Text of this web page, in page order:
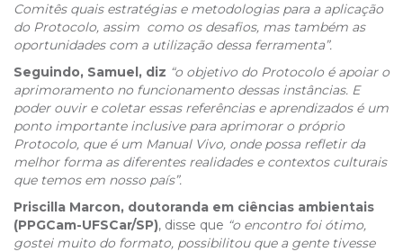
Comitês quais estratégias e metodologias para a aplicação
do Protocolo, assim como os desafios, mas também as
oportunidades com a utilização dessa ferramenta”.
Seguindo, Samuel, diz “o objetivo do Protocolo é apoiar o
aprimoramento no funcionamento dessas instâncias. E
poder ouvir e coletar essas referências e aprendizados é um
ponto importante inclusive para aprimorar o próprio
Protocolo, que é um Manual Vivo, onde possa refletir da
melhor forma as diferentes realidades e contextos culturais
que temos em nosso país”.
Priscilla Marcon, doutoranda em ciências ambientais
(PPGCam-UFSCar/SP), disse que “o encontro foi ótimo,
gostei muito do formato, possibilitou que a gente tivesse